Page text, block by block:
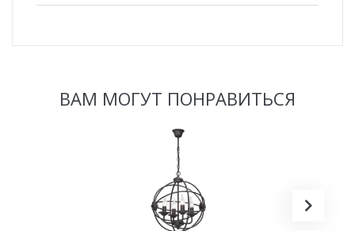
ВАМ МОГУТ ПОНРАВИТЬСЯ